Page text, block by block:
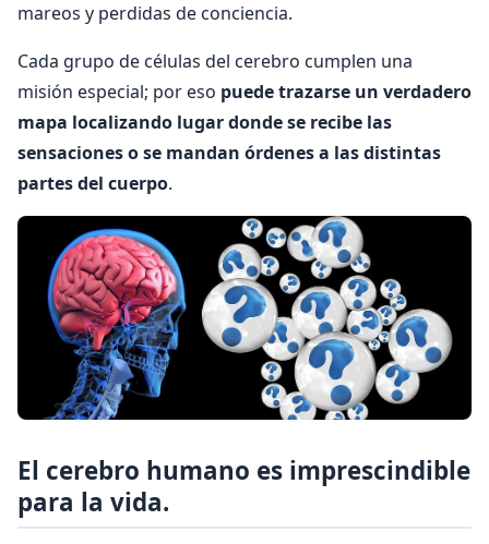
mareos y perdidas de conciencia.
Cada grupo de células del cerebro cumplen una
misión especial; por eso puede trazarse un verdadero
mapa localizando lugar donde se recibe las
sensaciones o se mandan órdenes a las distintas
partes del cuerpo.
El cerebro humano es imprescindible
para la vida.